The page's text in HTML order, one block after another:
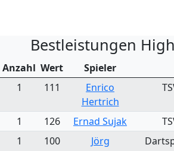
Bestleistungen
Anzahl Wert Spieler
1
111
Enrico
Hertrich
1 126 Ernad Sujak
1
100
Jörg